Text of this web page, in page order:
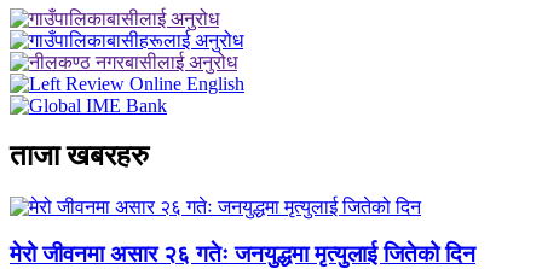
ताजा खबरहरु
मेरो जीवनमा असार २६ गतेः जनयुद्धमा मृत्युलाई जितेको दिन